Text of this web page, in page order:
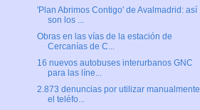
'Plan Abrimos Contigo' de Avalmadrid: así
son los ...
Obras en las vías de la estación de
Cercanías de C...
16 nuevos autobuses interurbanos GNC
para las líne...
2.873 denuncias por utilizar manualmente
el teléfo...